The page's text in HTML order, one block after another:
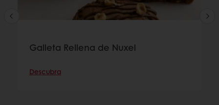
Galleta Rellena de Nuxel
Descubra